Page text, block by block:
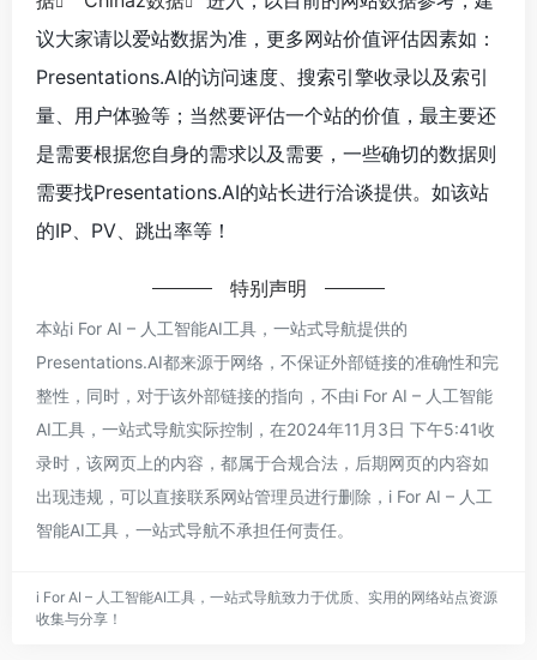
议大家请以爱站数据为准，更多网站价值评估因素如：
Presentations.AI的访问速度、搜索引擎收录以及索引
量、用户体验等；当然要评估一个站的价值，最主要还
是需要根据您自身的需求以及需要，一些确切的数据则
需要找Presentations.AI的站长进行洽谈提供。如该站
的IP、PV、跳出率等！
特别声明
本站i For AI – 人工智能AI工具，一站式导航提供的
Presentations.AI都来源于网络，不保证外部链接的准确性和完
整性，同时，对于该外部链接的指向，不由i For AI – 人工智能
AI工具，一站式导航实际控制，在2024年11月3日 下午5:41收
录时，该网页上的内容，都属于合规合法，后期网页的内容如
出现违规，可以直接联系网站管理员进行删除，i For AI – 人工
智能AI工具，一站式导航不承担任何责任。
i For AI – 人工智能AI工具，一站式导航致力于优质、实用的网络站点资源
收集与分享！